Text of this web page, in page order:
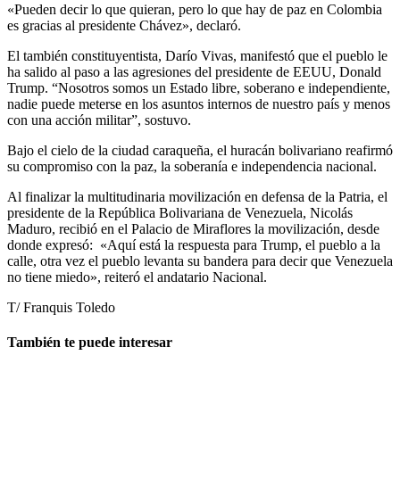
«Pueden decir lo que quieran, pero lo que hay de paz en Colombia
es gracias al presidente Chávez», declaró.
El también constituyentista, Darío Vivas, manifestó que el pueblo le
ha salido al paso a las agresiones del presidente de EEUU, Donald
Trump. “Nosotros somos un Estado libre, soberano e independiente,
nadie puede meterse en los asuntos internos de nuestro país y menos
con una acción militar”, sostuvo.
Bajo el cielo de la ciudad caraqueña, el huracán bolivariano reafirmó
su compromiso con la paz, la soberanía e independencia nacional.
Al finalizar la multitudinaria movilización en defensa de la Patria, el
presidente de la República Bolivariana de Venezuela, Nicolás
Maduro, recibió en el Palacio de Miraflores la movilización, desde
donde expresó: «Aquí está la respuesta para Trump, el pueblo a la
calle, otra vez el pueblo levanta su bandera para decir que Venezuela
no tiene miedo», reiteró el andatario Nacional.
T/ Franquis Toledo
También te puede interesar